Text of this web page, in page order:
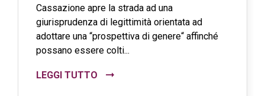
Cassazione apre la strada ad una
giurisprudenza di legittimità orientata ad
adottare una “prospettiva di genere“ affinché
possano essere colti...
LEGGI TUTTO